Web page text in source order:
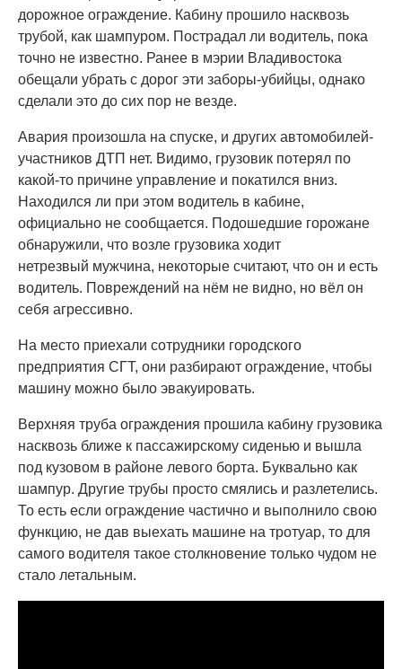
дорожное ограждение. Кабину прошило насквозь
трубой, как шампуром. Пострадал ли водитель, пока
точно не известно. Ранее в мэрии Владивостока
обещали убрать с дорог эти заборы-убийцы, однако
сделали это до сих пор не везде.
Авария произошла на спуске, и других автомобилей-
участников ДТП нет. Видимо, грузовик потерял по
какой-то причине управление и покатился вниз.
Находился ли при этом водитель в кабине,
официально не сообщается. Подошедшие горожане
обнаружили, что возле грузовика ходит
нетрезвый мужчина, некоторые считают, что он и есть
водитель. Повреждений на нём не видно, но вёл он
себя агрессивно.
На место приехали сотрудники городского
предприятия СГТ, они разбирают ограждение, чтобы
машину можно было эвакуировать.
Верхняя труба ограждения прошила кабину грузовика
насквозь ближе к пассажирскому сиденью и вышла
под кузовом в районе левого борта. Буквально как
шампур. Другие трубы просто смялись и разлетелись.
То есть если ограждение частично и выполнило свою
функцию, не дав выехать машине на тротуар, то для
самого водителя такое столкновение только чудом не
стало летальным.